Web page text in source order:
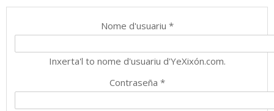
Nome d'usuariu *
Inxerta'l to nome d'usuariu d'YeXixón.com.
Contraseña *